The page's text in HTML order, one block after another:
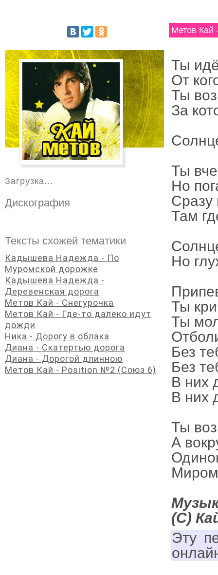
Метов Кай
Ты
От
Ты
За
Ты
Но
Сразу
Там
Но
Ты
Ты
Без
Без
В них
В них
Ты
А
Миром
(С)
Эту
Загрузка...
Дискография
Тексты схожей тематики
Кадышева Надежда - По
Муромской дорожке
Кадышева Надежда -
Деревенская дорога
Метов Кай - Снегурочка
Метов Кай - Где-то далеко идут
дожди
Ника - Дорогу в облака
Диана - Скатертью дорога
Диана - Дорогой длинною
Метов Кай - Position №2 (Союз 6)